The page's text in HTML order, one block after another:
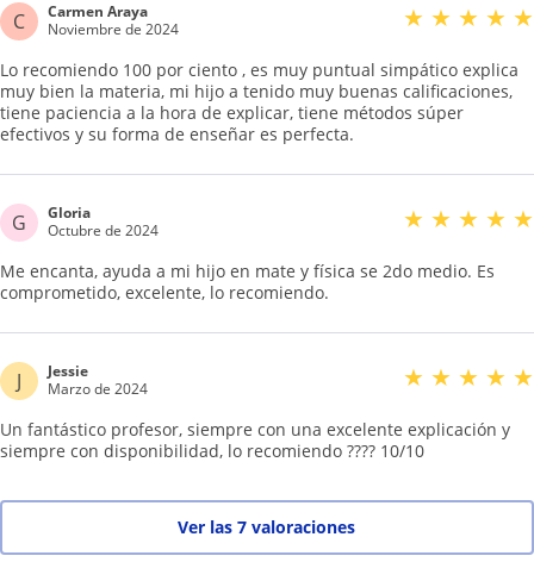
C
Carmen Araya
Noviembre de 2024
★ ★ ★ ★ ★
Lo recomiendo 100 por ciento , es muy puntual simpático explica
muy bien la materia, mi hijo a tenido muy buenas calificaciones,
tiene paciencia a la hora de explicar, tiene métodos súper
efectivos y su forma de enseñar es perfecta.
G
Gloria
Octubre de 2024
★ ★ ★ ★ ★
Me encanta, ayuda a mi hijo en mate y física se 2do medio. Es
comprometido, excelente, lo recomiendo.
J
Jessie
Marzo de 2024
★ ★ ★ ★ ★
Un fantástico profesor, siempre con una excelente explicación y
siempre con disponibilidad, lo recomiendo ???? 10/10
Ver las 7 valoraciones